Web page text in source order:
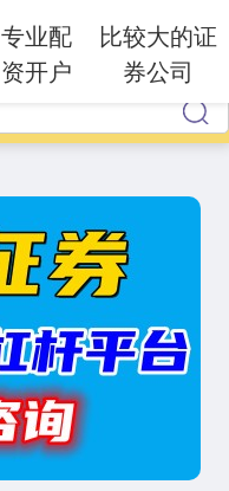
专业配
资开户
比较大的证
券公司